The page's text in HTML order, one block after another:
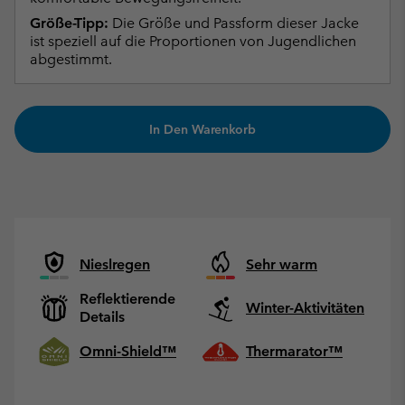
Größe-Tipp: Die Größe und Passform dieser Jacke
ist speziell auf die Proportionen von Jugendlichen
abgestimmt.
In Den Warenkorb
Nieslregen
Sehr warm
Reflektierende
Details
Winter-Aktivitäten
Omni-Shield™ Thermarator™